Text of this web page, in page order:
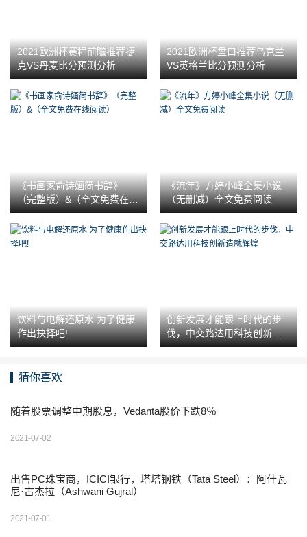
2021欧洲杯赛程前瞻推荐捷
克VS丹麦比分预测分析
2021欧洲杯盘口推荐乌克兰
VS英格兰比分预测分析
《书画家俞诗婳简书辞》
（完整版）&（全文免费在线
阅读）
《流年》方婷小峰全集小说
（无删减）全文免费阅读
饮料与电解还原水 为了健康
作出抉择吧!
创新发展才能跟上时代的步
伐，中交路达用科技创新造
就辉煌
猜你喜欢
随着股票调整中期股息，Vedanta股价下跌8％
2021-07-02
出售PC珠宝商，ICICI银行，塔塔钢铁（Tata Steel）：阿什瓦
尼·古杰拉（Ashwani Gujral）
2021-07-01